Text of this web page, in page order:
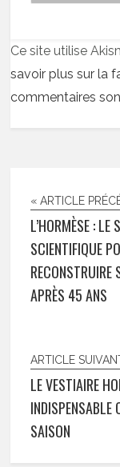
Ce site utilise
savoir plus sur la
commentaires
« ARTICLE
L’HORMÈSE : LE
SCIENTIFIQUE
RECONSTRUIRE
APRÈS 45 ANS
ARTICLE
LE VESTIAIRE
INDISPENSABLE
SAISON